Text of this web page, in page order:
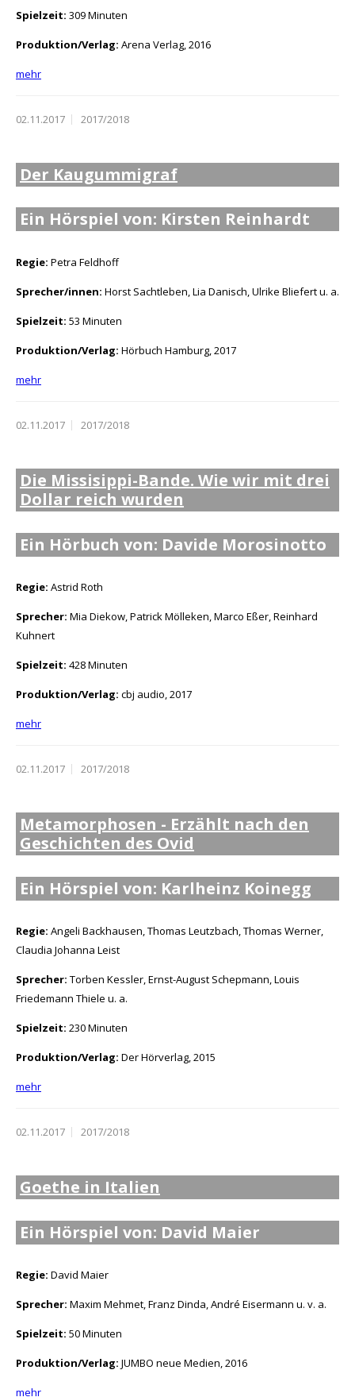
Spielzeit: 309 Minuten
Produktion/Verlag: Arena Verlag, 2016
mehr
02.11.2017 2017/2018
Der Kaugummigraf
Ein Hörspiel von: Kirsten Reinhardt
Regie: Petra Feldhoff
Sprecher/innen: Horst Sachtleben, Lia Danisch, Ulrike Bliefert u. a.
Spielzeit: 53 Minuten
Produktion/Verlag: Hörbuch Hamburg, 2017
mehr
02.11.2017 2017/2018
Die Missisippi-Bande. Wie wir mit drei
Dollar reich wurden
Ein Hörbuch von: Davide Morosinotto
Regie: Astrid Roth
Sprecher: Mia Diekow, Patrick Mölleken, Marco Eßer, Reinhard
Kuhnert
Spielzeit: 428 Minuten
Produktion/Verlag: cbj audio, 2017
mehr
02.11.2017 2017/2018
Metamorphosen - Erzählt nach den
Geschichten des Ovid
Ein Hörspiel von: Karlheinz Koinegg
Regie: Angeli Backhausen, Thomas Leutzbach, Thomas Werner,
Claudia Johanna Leist
Sprecher: Torben Kessler, Ernst-August Schepmann, Louis
Friedemann Thiele u. a.
Spielzeit: 230 Minuten
Produktion/Verlag: Der Hörverlag, 2015
mehr
02.11.2017 2017/2018
Goethe in Italien
Ein Hörspiel von: David Maier
Regie: David Maier
Sprecher: Maxim Mehmet, Franz Dinda, André Eisermann u. v. a.
Spielzeit: 50 Minuten
Produktion/Verlag: JUMBO neue Medien, 2016
mehr